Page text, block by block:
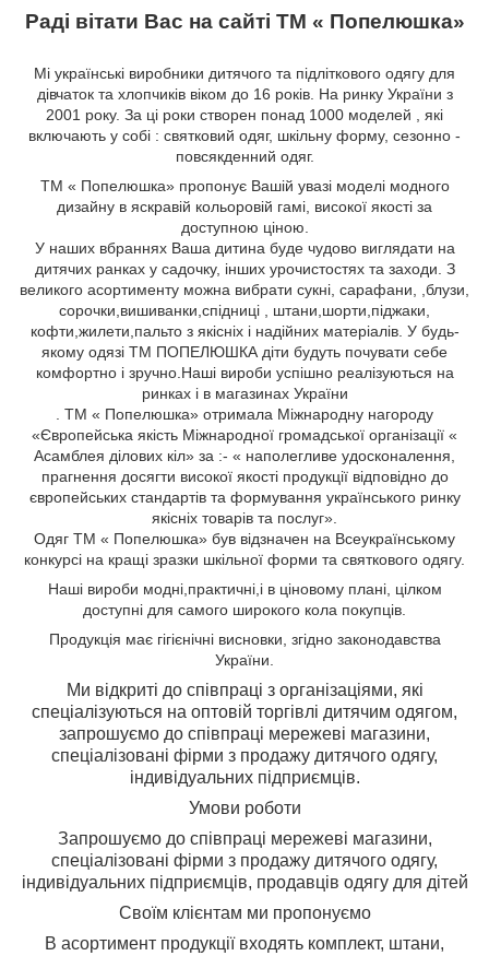
Раді вітати Вас на сайті ТМ « Попелюшка»
Мі українські виробники дитячого та підліткового одягу для
дівчаток та хлопчиків віком до 16 років. На ринку України з
2001 року. За ці роки створен понад 1000 моделей , які
включають у собі : святковий одяг, шкільну форму, сезонно -
повсякденний одяг.
ТМ « Попелюшка» пропонує Вашій увазі моделі модного
дизайну в яскравій кольоровій гамі, високої якості за
доступною ціною.
У наших вбраннях Ваша дитина буде чудово виглядати на
дитячих ранках у садочку, інших урочистостях та заходи. З
великого асортименту можна вибрати сукні, сарафани,
,блузи,
сорочки,вишиванки,спідниці
, штани,шорти,піджаки,
кофти,жилети,пальто з якісніх і надійних матеріалів. У будь-
якому одязі ТМ ПОПЕЛЮШКА діти будуть почувати себе
комфортно і зручно.Наші вироби успішно реалізуються на
ринках і в магазинах України
. ТМ « Попелюшка» отримала Міжнародну нагороду
«Європейська якість Міжнародної громадської організації «
Асамблея ділових кіл» за :- « наполегливе удосконалення,
прагнення досягти високої якості продукції відповідно до
європейських стандартів та формування українського ринку
якісніх товарів та послуг».
Одяг ТМ « Попелюшка» був відзначен на Всеукраїнському
конкурсі на кращі зразки шкільної форми та святкового одягу.
Наші вироби модні, практичні, ів ціновому плані, цілком
доступні для самого широкого кола покупців.
Продукція має гігієнічні висновки, згідно законодавства
України.
Ми відкриті до співпраці з організаціями, які
спеціалізуються на оптовій торгівлі дитячим одягом,
запрошуємо до співпраці мережеві магазини,
спеціалізовані фірми з продажу дитячого одягу,
індивідуальних підприємців.
Умови роботи
Запрошуємо до співпраці мережеві магазини,
спеціалізовані фірми з продажу дитячого одягу,
індивідуальних підприємців, продавців одягу для дітей
Своїм клієнтам ми пропонуємо
В асортимент продукції входять комплект, штани,